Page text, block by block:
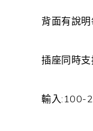
背面有說
插座同時
輸入:100-